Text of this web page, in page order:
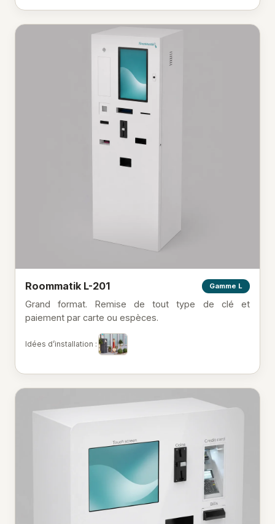
Roommatik L-201 Gamme L
Grand format. Remise de tout type de clé et
paiement par carte ou espèces.
Idées d’installation :